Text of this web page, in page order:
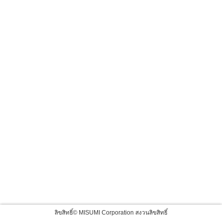
ลิขสิทธิ์© MISUMI Corporation สงวนลิขสิทธิ์